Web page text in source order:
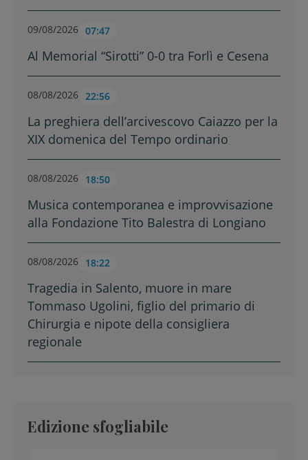
09/08/2026 07:47
Al Memorial “Sirotti” 0-0 tra Forlì e Cesena
08/08/2026 22:56
La preghiera dell’arcivescovo Caiazzo per la
XIX domenica del Tempo ordinario
08/08/2026 18:50
Musica contemporanea e improvvisazione
alla Fondazione Tito Balestra di Longiano
08/08/2026 18:22
Tragedia in Salento, muore in mare
Tommaso Ugolini, figlio del primario di
Chirurgia e nipote della consigliera
regionale
Edizione sfogliabile